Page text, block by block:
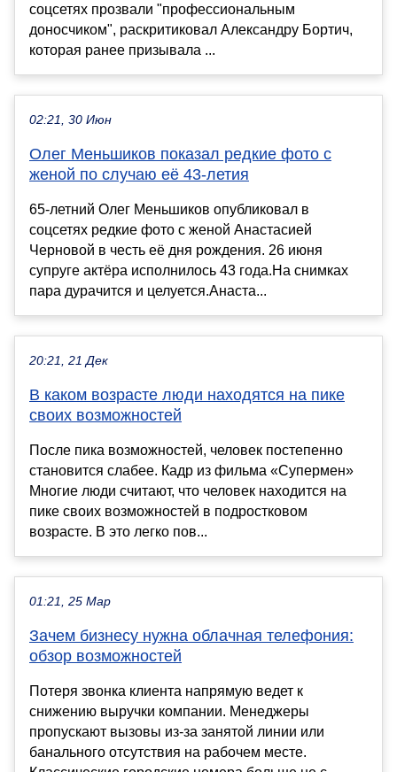
соцсетях прозвали "профессиональным
доносчиком", раскритиковал Александру Бортич,
которая ранее призывала ...
02:21, 30 Июн
Олег Меньшиков показал редкие фото с
женой по случаю её 43-летия
65-летний Олег Меньшиков опубликовал в
соцсетях редкие фото с женой Анастасией
Черновой в честь её дня рождения. 26 июня
супруге актёра исполнилось 43 года.На снимках
пара дурачится и целуется.Анаста...
20:21, 21 Дек
В каком возрасте люди находятся на пике
своих возможностей
После пика возможностей, человек постепенно
становится слабее. Кадр из фильма «Супермен»
Многие люди считают, что человек находится на
пике своих возможностей в подростковом
возрасте. В это легко пов...
01:21, 25 Мар
Зачем бизнесу нужна облачная телефония:
обзор возможностей
Потеря звонка клиента напрямую ведет к
снижению выручки компании. Менеджеры
пропускают вызовы из-за занятой линии или
банального отсутствия на рабочем месте.